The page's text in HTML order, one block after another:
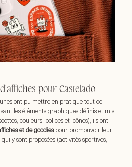
pour Castelado
ont pu mettre en pratique tout ce
les éléments graphiques définis et mis
couleurs, polices et icônes), ils ont
et de goodiespour promouvoir leur
y sont proposées (activités sportives,